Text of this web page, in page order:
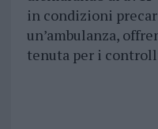
in condizioni
un’ambulanza,
tenuta per i